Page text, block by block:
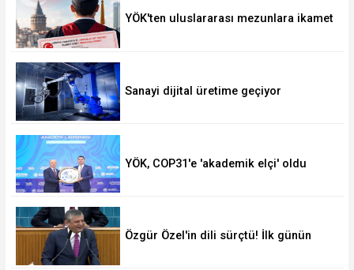
YÖK'ten uluslararası mezunlara ikamet
Sanayi dijital üretime geçiyor
YÖK, COP31'e 'akademik elçi' oldu
Özgür Özel'in dili sürçtü! İlk günün